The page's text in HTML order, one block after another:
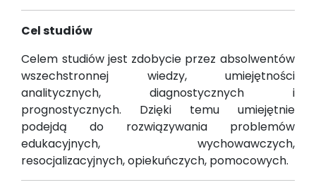
Cel studiów
Celem studiów jest zdobycie przez absolwentów
wszechstronnej wiedzy, umiejętności
analitycznych, diagnostycznych i
prognostycznych. Dzięki temu umiejętnie
podejdą do rozwiązywania problemów
edukacyjnych, wychowawczych,
resocjalizacyjnych, opiekuńczych, pomocowych.